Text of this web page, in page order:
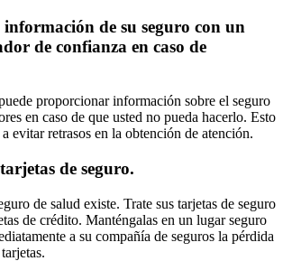
de su seguro con un
de confianza en caso de
proporcionar información sobre el seguro
en caso de que usted no pueda hacerlo. Esto
evitar retrasos en la obtención de atención.
de seguro.
de salud existe. Trate sus tarjetas de seguro
de crédito. Manténgalas en un lugar seguro
a su compañía de seguros la pérdida